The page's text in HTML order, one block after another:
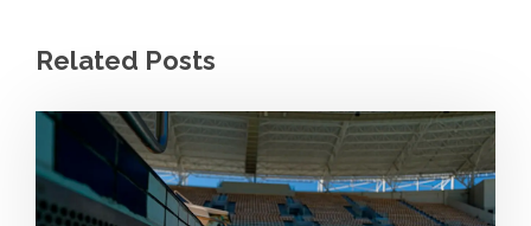
Related Posts